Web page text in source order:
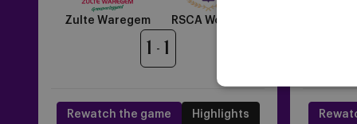
Zulte Waregem
1 1
RSCA Women
Rewatch the game Highlights